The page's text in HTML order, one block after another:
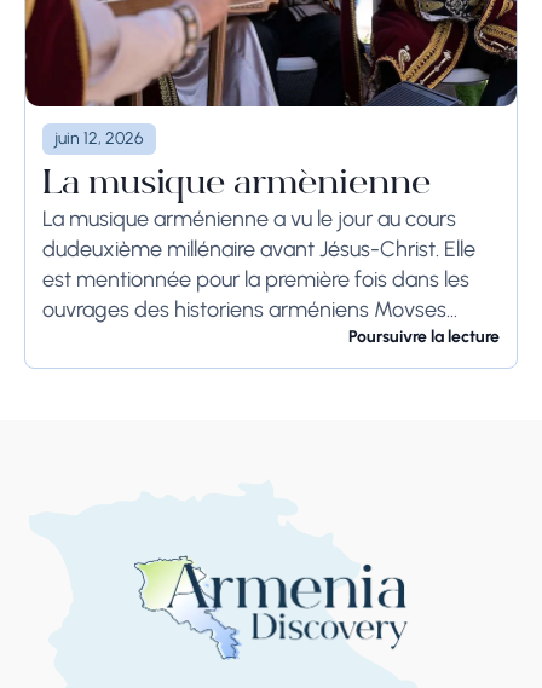
juin 12, 2026
La musique arménienne
La musique arménienne a vu le jour au cours
dudeuxième millénaire avant Jésus-Christ. Elle
est mentionnée pour la première fois dans les
ouvrages des historiens arméniens Movses
Khorenatsi et Pavstos Buzand. Selon Khorenatsi,
les Arméniens disposaient...
Poursuivre la lecture